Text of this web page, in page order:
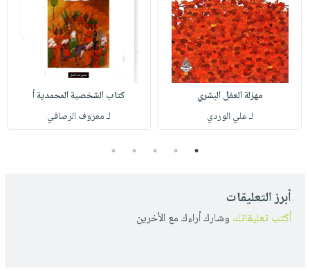
مهزلة العقل البشري
لـ علي الوردي
كتاب الشخصية المحمدية أ
لـ معروف الرصافي
1
2
3
4
5
أبرز التعليقات
أكتب تعليقاتك وشارك أراءك مع الأخرين